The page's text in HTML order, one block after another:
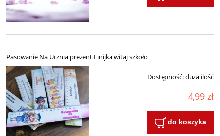
Pasowanie Na Ucznia prezent Linijka witaj szkoło
Dostępność:duża ilość
4,99 zł
do koszyka